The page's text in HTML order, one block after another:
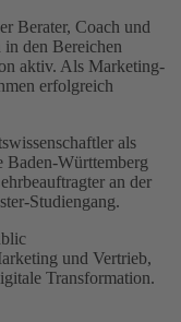
Berater, Coach und
den Bereichen
aktiv. Als Marketing-
erfolgreich
als
Baden-Württemberg
an der
Studiengang.
und Vertrieb,
Transformation.